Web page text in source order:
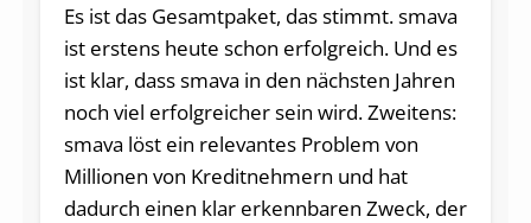
Es ist das Gesamtpaket, das stimmt. smava
ist erstens heute schon erfolgreich. Und es
ist klar, dass smava in den nächsten Jahren
noch viel erfolgreicher sein wird. Zweitens:
smava löst ein relevantes Problem von
Millionen von Kreditnehmern und hat
dadurch einen klar erkennbaren Zweck, der